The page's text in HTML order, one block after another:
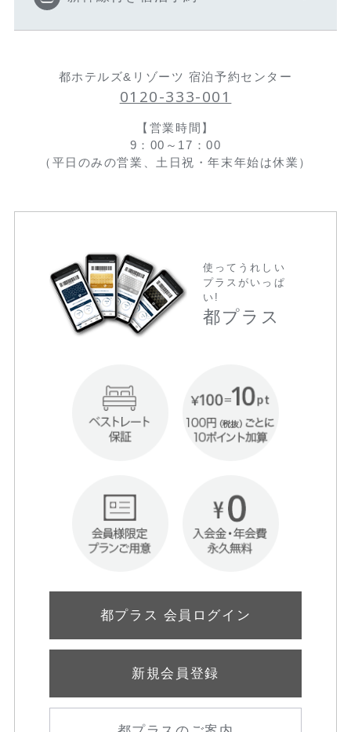
都ホテルズ&リゾーツ 宿泊予約センター
0120-333-001
【営業時間】
9：00～17：00
（平日のみの営業、土日祝・年末年始は休業）
使ってうれしい
プラスがいっぱ
い!
都プラス
都プラス 会員ログイン
新規会員登録